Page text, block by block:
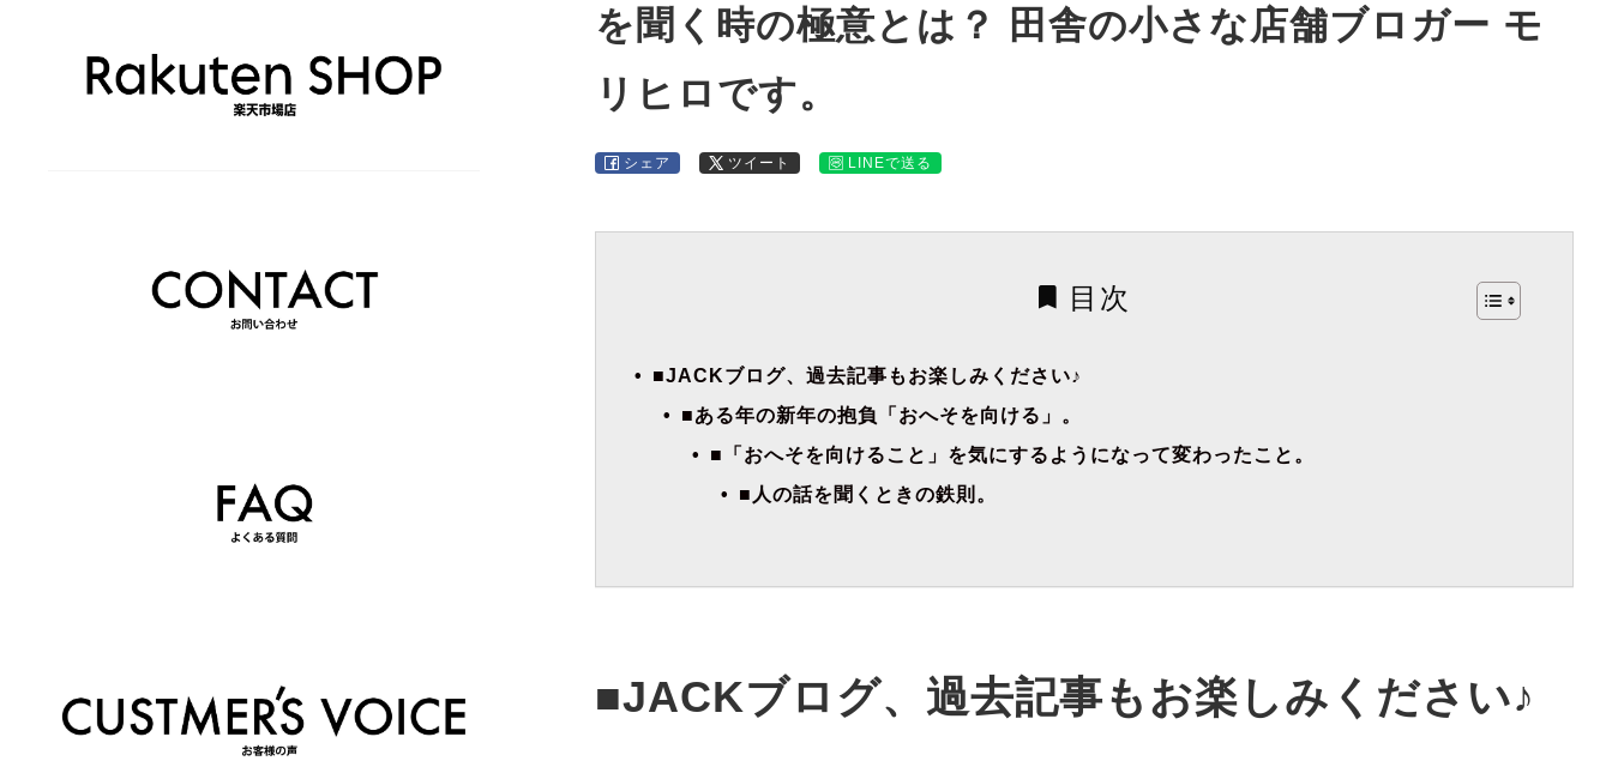
を聞く時の極意とは？ 田舎の小さな店舗ブロガー モ
リヒロです。
シェア ツイート LINEで送る
目次
■JACKブログ、過去記事もお楽しみください♪
■ある年の新年の抱負「おへそを向ける」。
■「おへそを向けること」を気にするようになって変わったこと。
■人の話を聞くときの鉄則。
■JACKブログ、過去記事もお楽しみください♪